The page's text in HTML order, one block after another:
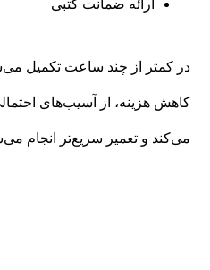
ارائه ضمانت کتبی
در کمتر از چند ساعت تکمیل
کاهش هزینه، از آسیب‌های
می‌کند و تعمیر سریع‌تر انجام